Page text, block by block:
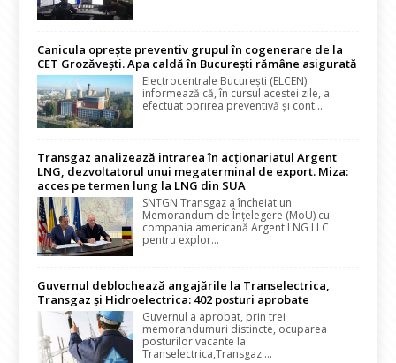
Canicula oprește preventiv grupul în cogenerare de la
CET Grozăvești. Apa caldă în București rămâne asigurată
Electrocentrale București (ELCEN)
informează că, în cursul acestei zile, a
efectuat oprirea preventivă și cont...
Transgaz analizează intrarea în acționariatul Argent
LNG, dezvoltatorul unui megaterminal de export. Miza:
acces pe termen lung la LNG din SUA
SNTGN Transgaz a încheiat un
Memorandum de Înțelegere (MoU) cu
compania americană Argent LNG LLC
pentru explor...
Guvernul deblochează angajările la Transelectrica,
Transgaz și Hidroelectrica: 402 posturi aprobate
Guvernul a aprobat, prin trei
memorandumuri distincte, ocuparea
posturilor vacante la
Transelectrica,Transgaz ...